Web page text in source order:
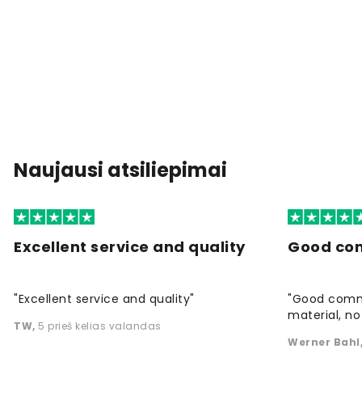
Naujausi atsiliepimai
Excellent service and quality
"Excellent service and quality"
TW, 5 prieš kelias valandas
Good
"Good
material,
Werner Bahl